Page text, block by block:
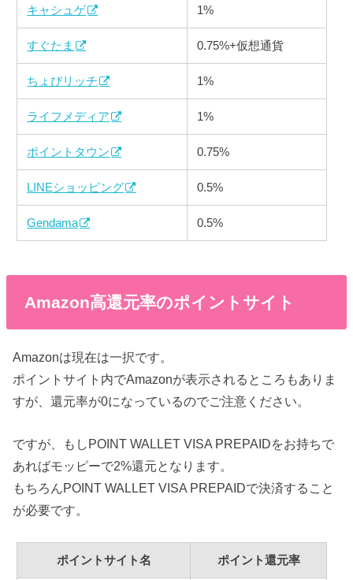
キャシュゲ 1%
すぐたま 0.75%+仮想通貨
ちょびリッチ 1%
ライフメディア 1%
ポイントタウン 0.75%
LINEショッピング 0.5%
Gendama 0.5%
Amazon高還元率のポイントサイト
Amazonは現在は一択です。
ポイントサイト内でAmazonが表示されるところもありま
すが、還元率が0になっているのでご注意ください。
ですが、もしPOINT WALLET VISA PREPAIDをお持ちで
あればモッピーで2%還元となります。
もちろんPOINT WALLET VISA PREPAIDで決済すること
が必要です。
ポイントサイト名 ポイント還元率